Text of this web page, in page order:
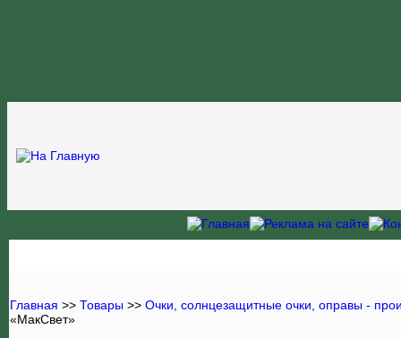
Главная >> Товары >> Очки, солнцезащитные очки, оправы -
«МакСвет»